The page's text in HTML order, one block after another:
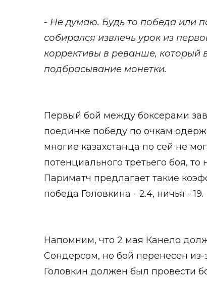
- Не думаю. Будь то победа или
собирался извлечь урок из
коррективы в реванше, который
подбрасывание монетки.
Первый бой между боксерами
поединке победу по очкам
многие казахстанца по сей не
потенциального третьего боя, то
Париматч предлагает такие
победа Головкина - 2.4, ничья - 19.
Напомним, что 2 мая Канело
Сондерсом, но бой перенесен
Головкин должен был провести